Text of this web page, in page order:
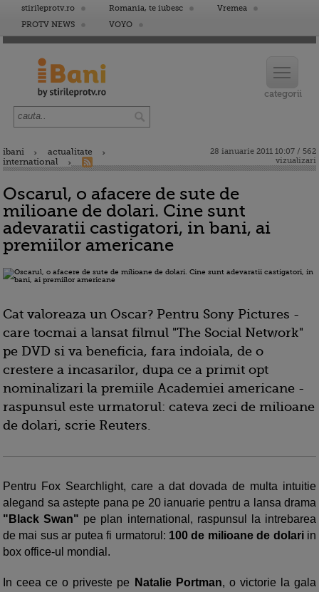
stirileprotv.ro Romania, te iubesc
Vremea
PROTV NEWS
VOYO
ibani
actualitate
international
28 ianuarie 2011 10:07 / 562
vizualizari
Oscarul, o afacere de sute de
milioane de dolari. Cine sunt
adevaratii castigatori, in bani, ai
premiilor americane
Cat valoreaza un Oscar? Pentru Sony Pictures -
care tocmai a lansat filmul "The Social Network"
pe DVD si va beneficia, fara indoiala, de o
crestere a incasarilor, dupa ce a primit opt
nominalizari la premiile Academiei americane -
raspunsul este urmatorul: cateva zeci de milioane
de dolari, scrie Reuters.
Pentru Fox Searchlight, care a dat dovada de multa intuitie
alegand sa astepte pana pe 20 ianuarie pentru a lansa drama
"Black Swan" pe plan international, raspunsul la intrebarea
de mai sus ar putea fi urmatorul: 100 de milioane de dolariin
box office-ul mondial.
In ceea ce o priveste pe Natalie Portman, o victorie la gala